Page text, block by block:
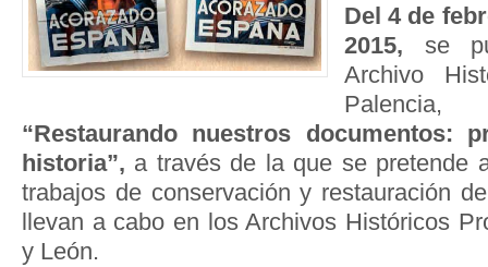
Del 4 de
2015, se
Archivo
“Restaurando nuestros documentos:
historia”, a través de la que se pretende
trabajos de conservación y restauración
llevan a cabo en los Archivos Históricos
y León.